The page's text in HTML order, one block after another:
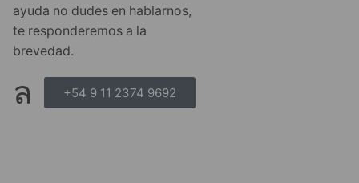
ayuda no dudes en hablarnos,
te responderemos a la
brevedad.
+54 9 11 2374 9692